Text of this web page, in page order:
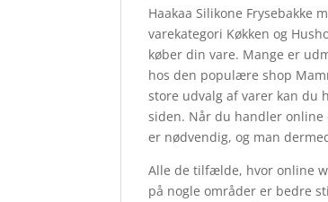
Haakaa Silikone Frysebakke
varekategori Køkken og
køber din vare. Mange er
hos den populære shop
store udvalg af varer kan du
siden. Når du handler online
er nødvendig, og man
Alle de tilfælde, hvor online
på nogle områder er bedre